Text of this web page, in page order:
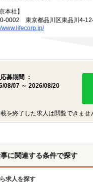
本社】
0002 東京都品川区東品川4-
www.lifecorp.jp/
募期間 ：
08/07 ～ 2026/08/20
を終了した求人は閲覧できませ
に関連する条件で探す
求人を探す